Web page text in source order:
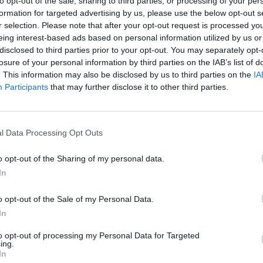
for targeted advertising by us, please use the below opt-out
selection. Please note that after your opt-out request is processed
interest-based ads based on personal information utilized by us
to third parties prior to your opt-out. You may separately
of your personal information by third parties on the IAB’s list of
This information may also be disclosed by us to third parties on the
Participants that may further disclose it to other third parties.
Data Processing Opt Outs
opt-out of the Sharing of my personal data.
opt-out of the Sale of my Personal Data.
opt-out of processing my Personal Data for Targeted
⛅ 26ºC Sensación: 26ºC
81%
7Mbps